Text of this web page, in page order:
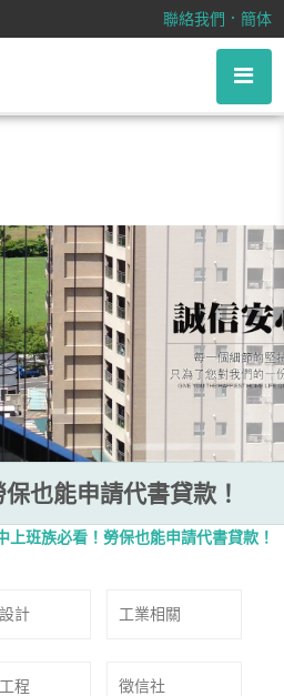
聯絡我們 ． 簡体
勞保也能申請代書
也能申請代書貸款！
上班族必看！勞保也能申請代書貸款！
計 工業相關
程 徵信社